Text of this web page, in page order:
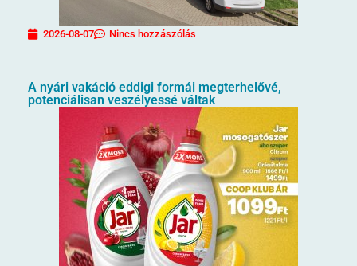
2026-08-07 Nincs hozzászólás
A nyári vakáció eddigi formái megterhelővé,
potenciálisan veszélyessé váltak